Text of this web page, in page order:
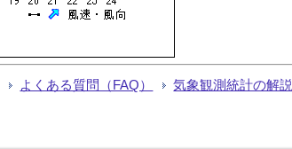
よくある質問（FAQ） 気象観測統計の解説